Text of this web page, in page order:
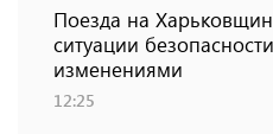
Поезда на
ситуации
изменениями
12:25